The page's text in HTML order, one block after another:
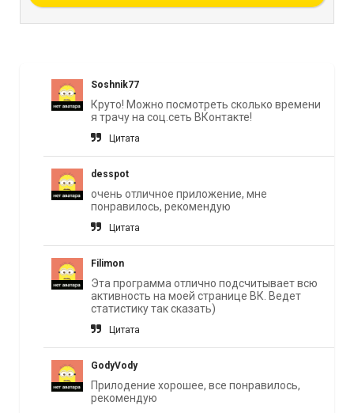
Soshnik77
Круто! Можно посмотреть сколько времени
я трачу на соц.сеть ВКонтакте!
Цитата
desspot
очень отличное приложение, мне
понравилось, рекомендую
Цитата
Filimon
Эта программа отлично подсчитывает всю
активность на моей странице ВК. Ведет
статистику так сказать)
Цитата
GodyVody
Прилодение хорошее, все понравилось,
рекомендую